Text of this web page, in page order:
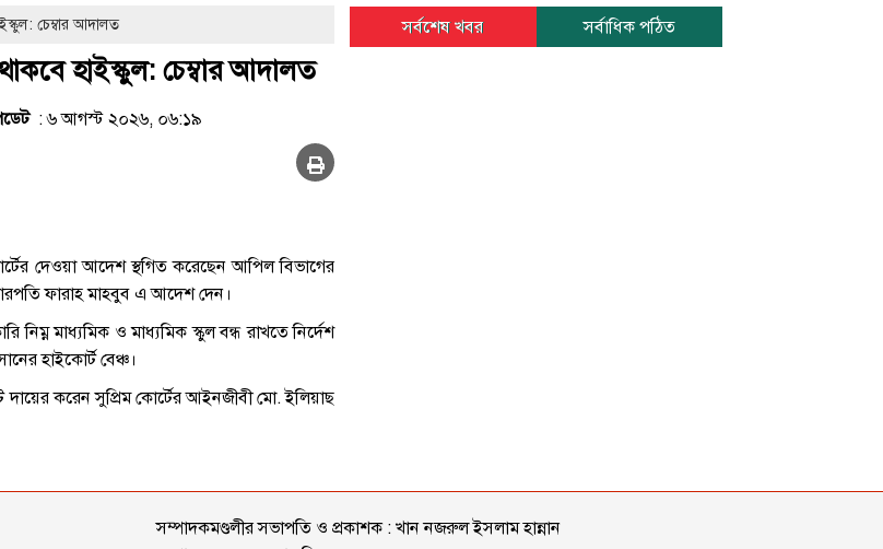
চেম্বার আদালত
হাইস্কুল: চেম্বার আদালত
: ৬ আগস্ট ২০২৬, ০৬:১৯
দেওয়া আদেশ স্থগিত করেছেন আপিল বিভাগের
ফারাহ মাহবুব এ আদেশ দেন।
মাধ্যমিক ও মাধ্যমিক স্কুল বন্ধ রাখতে নির্দেশ
হাইকোর্ট বেঞ্চ।
দায়ের করেন সুপ্রিম কোর্টের আইনজীবী মো. ইলিয়াছ
সর্বশেষ খবর সর্বাধিক পঠিত
সম্পাদকমণ্ডলীর সভাপতি ও প্রকাশক : খান নজরুল ইসলাম হান্নান